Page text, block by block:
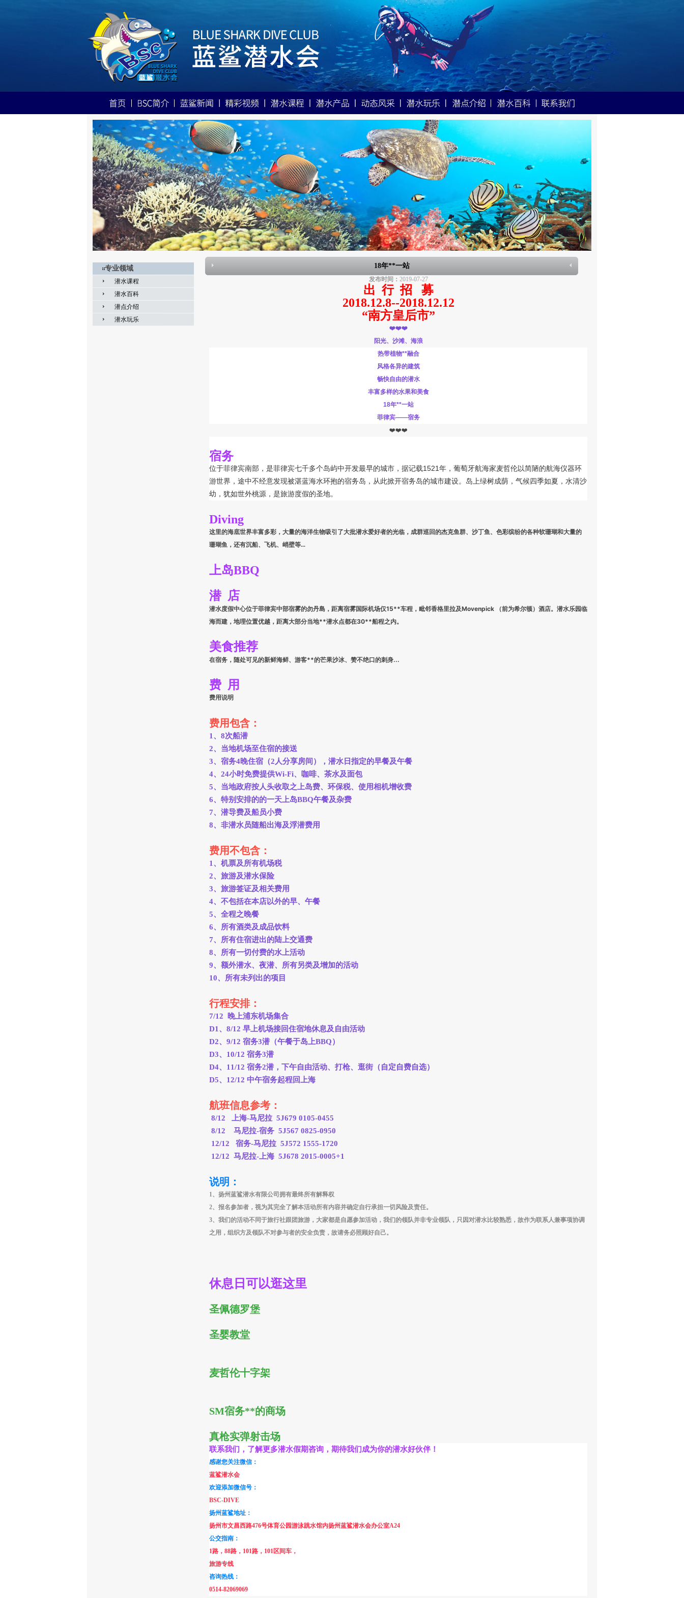
专业领域
潜水课程
潜水百科
潜点介绍
潜水玩乐
18年**一站
发布时间： 2019-07-27
出 行 招 募
2018.12.8--2018.12.12
“南方皇后市”
❤️❤️❤️
阳光、沙滩、海浪
热带植物**融合
风格各异的建筑
畅快自由的潜水
丰富多样的水果和美食
18年**一站
菲律宾——宿务
❤️❤️❤️
宿务
位于菲律宾南部，是菲律宾七千多个岛屿中开发最早的城市，据记载1521年，葡萄牙航海家麦哲伦以简陋的航海仪器环
游世界，途中不经意发现被湛蓝海水环抱的宿务岛，从此掀开宿务岛的城市建设。岛上绿树成荫，气候四季如夏，水清沙
幼，犹如世外桃源，是旅游度假的圣地。
Diving
这里的海底世界丰富多彩，大量的海洋生物吸引了大批潜水爱好者的光临，成群巡回的杰克鱼群、沙丁鱼、色彩缤纷的各种软珊瑚和大量的
珊瑚鱼，还有沉船、飞机、峭壁等...
上岛BBQ
潜 店
潜水度假中心位于菲律宾中部宿雾的勿丹島，距离宿雾国际机场仅15**车程，毗邻香格里拉及Movenpick （前为希尔顿）酒店。潜水乐园临
海而建，地理位置优越，距离大部分当地**潜水点都在30**船程之内。
美食推荐
在宿务，随处可见的新鲜海鲜、游客**的芒果沙冰、赞不绝口的刺身...
费 用
费用说明
费用包含：
1、8次船潜
2、当地机场至住宿的接送
3、宿务4晚住宿（2人分享房间），潜水日指定的早餐及午餐
4、24小时免费提供Wi-Fi、咖啡、茶水及面包
5、当地政府按人头收取之上岛费、环保税、使用相机增收费
6、特别安排的的一天上岛BBQ午餐及杂费
7、潜导费及船员小费
8、非潜水员随船出海及浮潜费用
费用不包含：
1、机票及所有机场税
2、旅游及潜水保险
3、旅游签证及相关费用
4、不包括在本店以外的早、午餐
5、全程之晚餐
6、所有酒类及成品饮料
7、所有住宿进出的陆上交通费
8、所有一切付费的水上活动
9、额外潜水、夜潜、所有另类及增加的活动
10、所有未列出的项目
行程安排：
7/12 晚上浦东机场集合
D1、8/12 早上机场接回住宿地休息及自由活动
D2、9/12 宿务3潜（午餐于岛上BBQ）
D3、10/12 宿务3潜
D4、11/12 宿务2潜，下午自由活动、打枪、逛街（自定自费自选）
D5、12/12 中午宿务起程回上海
航班信息参考：
8/12 上海-马尼拉 5J679 0105-0455
8/12 马尼拉-宿务 5J567 0825-0950
12/12 宿务-马尼拉 5J572 1555-1720
12/12 马尼拉-上海 5J678 2015-0005+1
说明：
1、扬州蓝鲨潜水有限公司拥有最终所有解释权
2、报名参加者，视为其完全了解本活动所有内容并确定自行承担一切风险及责任。
3、我们的活动不同于旅行社跟团旅游，大家都是自愿参加活动，我们的领队并非专业领队，只因对潜水比较熟悉，故作为联系人兼事项协调
之用，组织方及领队不对参与者的安全负责，故请务必照顾好自己。
休息日可以逛这里
圣佩德罗堡
圣婴教堂
麦哲伦十字架
SM宿务**的商场
真枪实弹射击场
联系我们，了解更多潜水假期咨询，期待我们成为你的潜水好伙伴！
感谢您关注微信：
蓝鲨潜水会
欢迎添加微信号：
BSC-DIVE
扬州蓝鲨地址：
扬州市文昌西路476号体育公园游泳跳水馆内扬州蓝鲨潜水会办公室A24
公交指南：
1路，88路，101路，101区间车，
旅游专线
咨询热线：
0514-82069069